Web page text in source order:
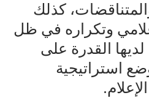
كذلك
وتكراره في ظل
القدرة على
استراتيجية